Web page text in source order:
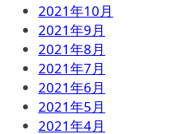
2021年10月
2021年9月
2021年8月
2021年7月
2021年6月
2021年5月
2021年4月